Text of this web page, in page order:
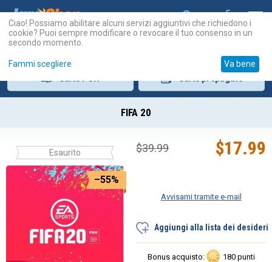
FIFA 20
Esaurito
–55%
$17.99
$39.99
Avvisami tramite e-mail
Aggiungi alla lista dei desideri
Bonus acquisto: 180 punti
Ciao! Possiamo abilitare alcuni servizi aggiuntivi che richiedono i
cookie? Puoi sempre modificare o revocare il tuo consenso in un
secondo momento.
Fammi scegliere Va bene